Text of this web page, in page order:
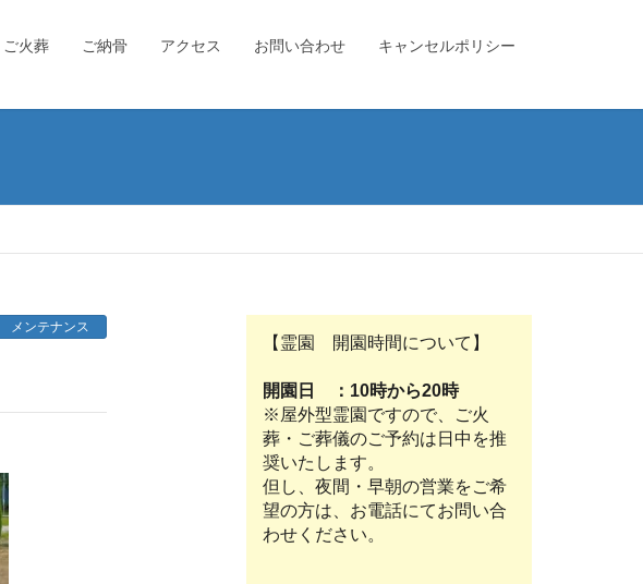
ご火葬 ご納骨 アクセス お問い合わせ キャンセルポリシー
メンテナンス
【霊園 開園時間について】
開園日 ：10時から20時
※屋外型霊園ですので、ご火
葬・ご葬儀のご予約は日中を推
奨いたします。
但し、夜間・早朝の営業をご希
望の方は、お電話にてお問い合
わせください。